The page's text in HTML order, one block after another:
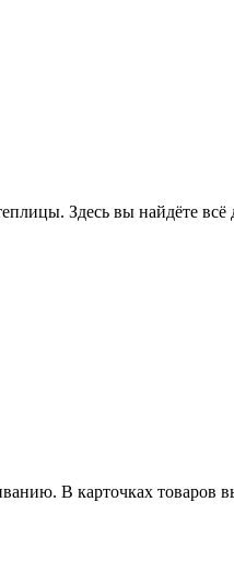
Здесь вы найдёте
В карточках товаров